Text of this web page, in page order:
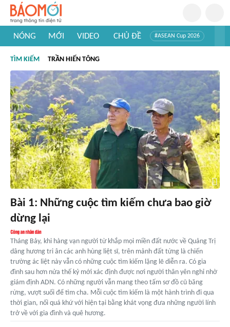
NÓNG MỚI VIDEO CHỦ ĐỀ #ASEAN Cup 2026
#Khám phá thế giới
TÌM KIẾM TRẦN HIẾN TÔNG
Bài 1: Những cuộc tìm kiếm chưa bao giờ
dừng lại
Tháng Bảy, khi hàng vạn người từ khắp mọi miền đất nước về Quảng Trị
dâng hương tri ân các anh hùng liệt sĩ, trên mảnh đất từng là chiến
trường ác liệt này vẫn có những cuộc tìm kiếm lặng lẽ diễn ra. Có gia
đình sau hơn nửa thế kỷ mới xác định được nơi người thân yên nghỉ nhờ
giám định ADN. Có những người vẫn mang theo tấm sơ đồ cũ băng
rừng, vượt suối để tìm cha. Mỗi cuộc tìm kiếm là một hành trình đi qua
thời gian, nối quá khứ với hiện tại bằng khát vọng đưa những người lính
trở về với gia đình và quê hương.